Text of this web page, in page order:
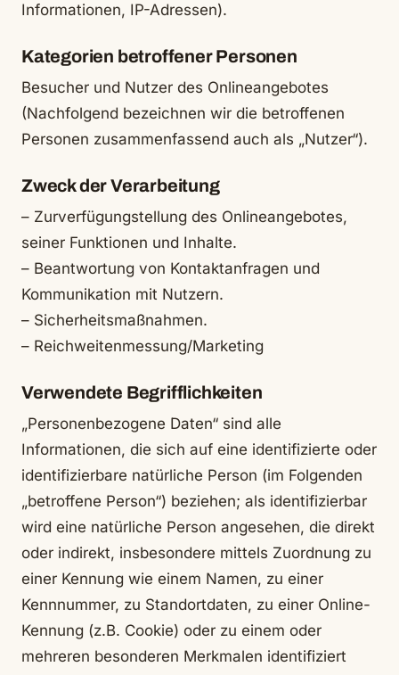
Informationen, IP-Adressen).
Kategorien betroffener Personen
Besucher und Nutzer des Onlineangebotes
(Nachfolgend bezeichnen wir die betroffenen
Personen zusammenfassend auch als „Nutzer“).
Zweck der Verarbeitung
– Zurverfügungstellung des Onlineangebotes,
seiner Funktionen und Inhalte.
– Beantwortung von Kontaktanfragen und
Kommunikation mit Nutzern.
– Sicherheitsmaßnahmen.
– Reichweitenmessung/Marketing
Verwendete Begrifflichkeiten
„Personenbezogene Daten“ sind alle
Informationen, die sich auf eine identifizierte oder
identifizierbare natürliche Person (im Folgenden
„betroffene Person“) beziehen; als identifizierbar
wird eine natürliche Person angesehen, die direkt
oder indirekt, insbesondere mittels Zuordnung zu
einer Kennung wie einem Namen, zu einer
Kennnummer, zu Standortdaten, zu einer Online-
Kennung (z.B. Cookie) oder zu einem oder
mehreren besonderen Merkmalen identifiziert